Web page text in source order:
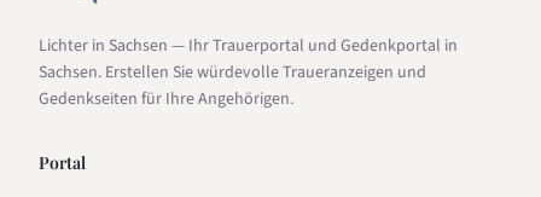
Lichter in Sachsen — Ihr Trauerportal und Gedenkportal in
Sachsen. Erstellen Sie würdevolle Traueranzeigen und
Gedenkseiten für Ihre Angehörigen.
Portal